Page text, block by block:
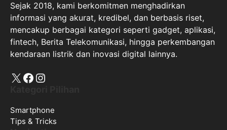
Sejak 2018, kami berkomitmen menghadirkan
informasi yang akurat, kredibel, dan berbasis riset,
mencakup berbagai kategori seperti gadget, aplikasi,
fintech, Berita Telekomunikasi, hingga perkembangan
kendaraan listrik dan inovasi digital lainnya.
X Facebook
Instagram
Smartphone
Tips & Tricks